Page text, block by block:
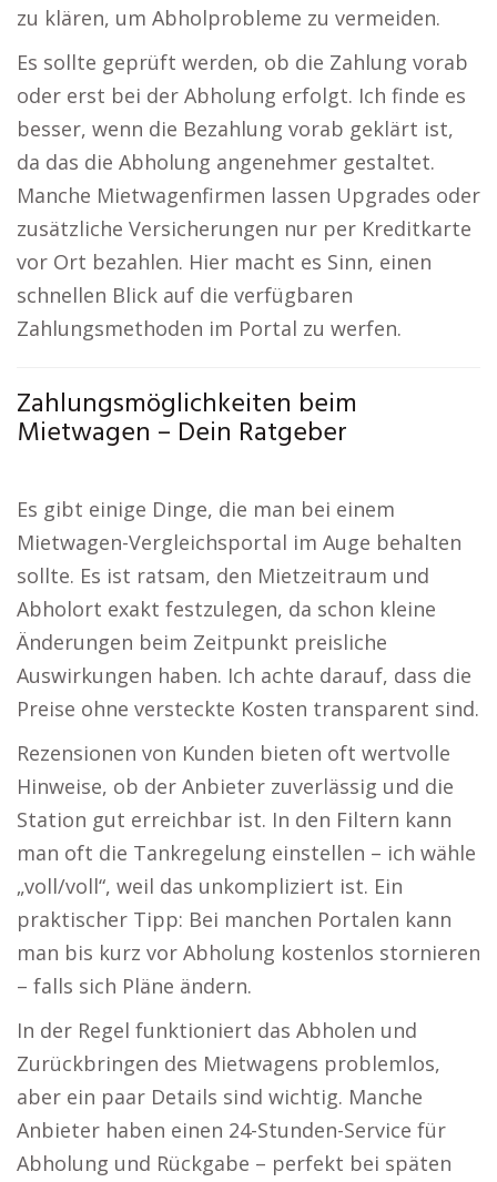
zu klären, um Abholprobleme zu vermeiden.
Es sollte geprüft werden, ob die Zahlung vorab
oder erst bei der Abholung erfolgt. Ich finde es
besser, wenn die Bezahlung vorab geklärt ist,
da das die Abholung angenehmer gestaltet.
Manche Mietwagenfirmen lassen Upgrades oder
zusätzliche Versicherungen nur per Kreditkarte
vor Ort bezahlen. Hier macht es Sinn, einen
schnellen Blick auf die verfügbaren
Zahlungsmethoden im Portal zu werfen.
Zahlungsmöglichkeiten beim
Mietwagen – Dein Ratgeber
Es gibt einige Dinge, die man bei einem
Mietwagen-Vergleichsportal im Auge behalten
sollte. Es ist ratsam, den Mietzeitraum und
Abholort exakt festzulegen, da schon kleine
Änderungen beim Zeitpunkt preisliche
Auswirkungen haben. Ich achte darauf, dass die
Preise ohne versteckte Kosten transparent sind.
Rezensionen von Kunden bieten oft wertvolle
Hinweise, ob der Anbieter zuverlässig und die
Station gut erreichbar ist. In den Filtern kann
man oft die Tankregelung einstellen – ich wähle
„voll/voll“, weil das unkompliziert ist. Ein
praktischer Tipp: Bei manchen Portalen kann
man bis kurz vor Abholung kostenlos stornieren
– falls sich Pläne ändern.
In der Regel funktioniert das Abholen und
Zurückbringen des Mietwagens problemlos,
aber ein paar Details sind wichtig. Manche
Anbieter haben einen 24-Stunden-Service für
Abholung und Rückgabe – perfekt bei späten